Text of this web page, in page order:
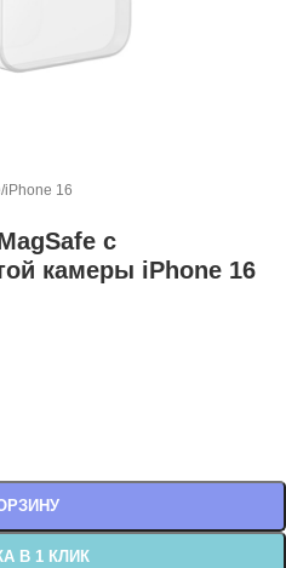
/iPhone 16
с
камеры iPhone 16
В 1 КЛИК